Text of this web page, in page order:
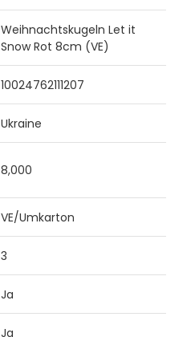
Weihnachtskugeln Let it
Snow Rot 8cm (VE)
10024762111207
Ukraine
8,000
VE/Umkarton
3
Ja
Ja